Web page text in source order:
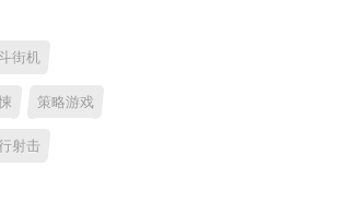
街机
策略游戏
射击